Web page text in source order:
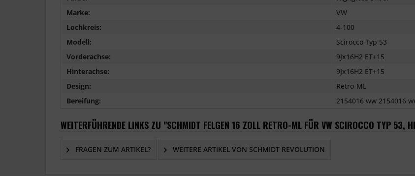
Marke:
VW
Lochkreis:
4-100
Modell:
Scirocco Typ 53
Vorderachse:
9Jx16H2 ET+15
Hinterachse:
9Jx16H2 ET+15
Design:
Retro-ML
Bereifung:
2154016 ww 2154016
WEITERFÜHRENDE LINKS ZU "SCHMIDT FELGEN 16 ZOLL RETRO-ML FÜR VW SCIROCCO TYP 53,
FRAGEN ZUM ARTIKEL? WEITERE ARTIKEL VON SCHMIDT REVOLUTION